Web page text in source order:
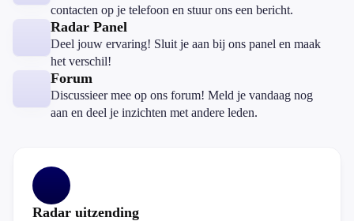
contacten op je telefoon en stuur ons een bericht.
Radar Panel
Deel jouw ervaring! Sluit je aan bij ons panel en maak
het verschil!
Forum
Discussieer mee op ons forum! Meld je vandaag nog
aan en deel je inzichten met andere leden.
Radar uitzending